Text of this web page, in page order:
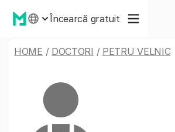
Încearcă gratuit
HOME / DOCTORI / PETRU VELNIC